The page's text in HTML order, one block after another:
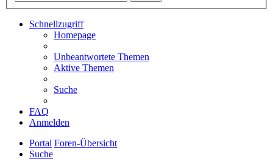
Schnellzugriff
Homepage
Unbeantwortete Themen
Aktive Themen
Suche
FAQ
Anmelden
Portal Foren-Übersicht
Suche